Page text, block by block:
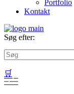
Portfolio
Kontakt
Søg efter:
🛒